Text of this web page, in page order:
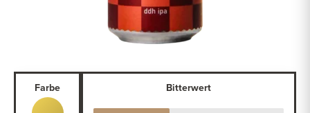
Farbe Bitterwert